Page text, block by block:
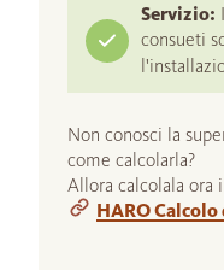
Servizio:
consueti
Non conosci la
come calcolarla?
Allora calcolala ora
HARO